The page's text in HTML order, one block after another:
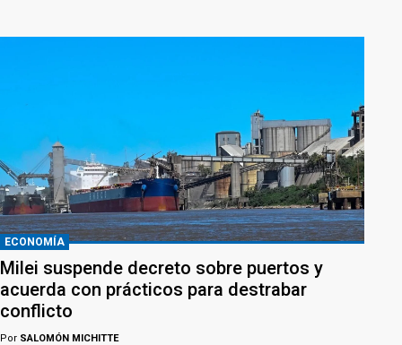
ECONOMÍA
Milei suspende decreto sobre puertos y
acuerda con prácticos para destrabar
conflicto
Por SALOMÓN MICHITTE